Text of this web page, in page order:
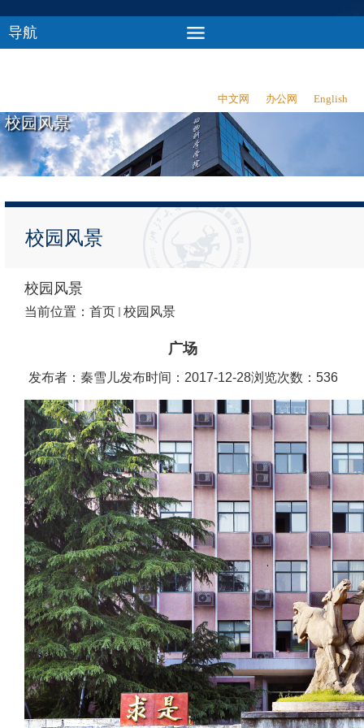
中文网 办公网 English
导航
校园风景
校园风景
校园风景
当前位置： 首页 校园风景
广场
发布者：秦雪儿发布时间：2017-12-28浏览次数： 536